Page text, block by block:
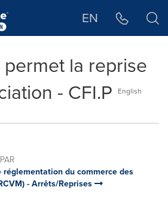
EN
permet la reprise
- CFI.P
English
du commerce des
- Arrêts/Reprises